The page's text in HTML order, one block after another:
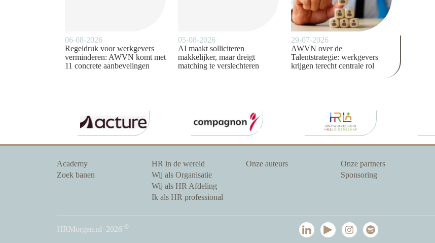
06-08-2026
Regeldruk voor werkgevers
verminderen: AWVN komt met
11 concrete aanbevelingen
05-08-2026
AI maakt solliciteren
makkelijker, maar dreigt
matching te verslechteren
29-07-2026
AWVN over de
Talentstrategie: werkgevers
krijgen terecht centrale rol
Academy
Zoek banen
HR in de wereld
Wij als Organisatie
Wij als HR Afdeling
Ik als HR professional
Onze auteurs
Onze partners
Sponsoring
HRMorgen.nl 2026 ©